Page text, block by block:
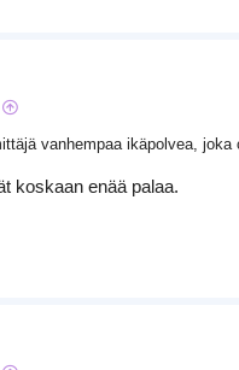
vanhempaa ikäpolvea,
koskaan enää palaa.